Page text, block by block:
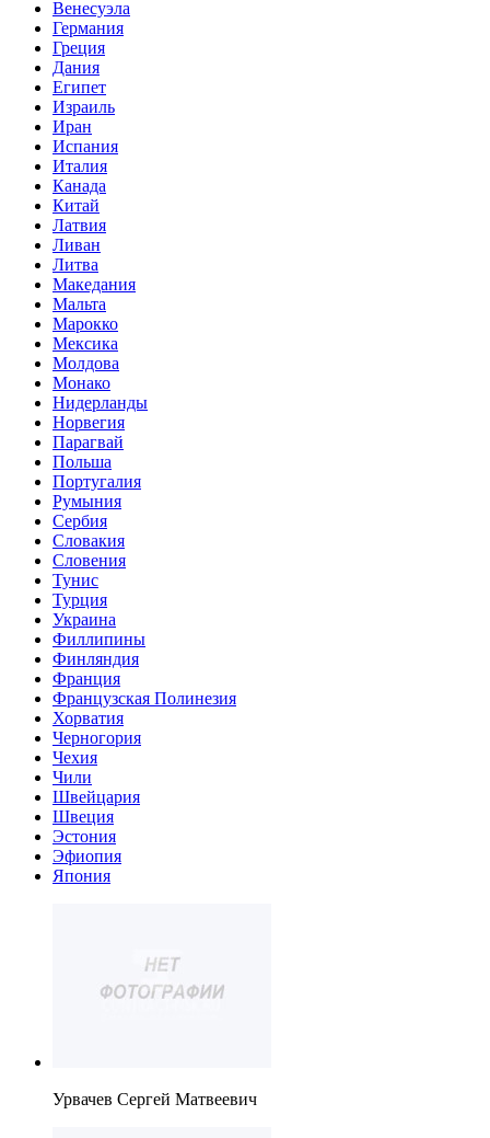
Венесуэла
Германия
Греция
Дания
Египет
Израиль
Иран
Испания
Италия
Канада
Китай
Латвия
Ливан
Литва
Македания
Мальта
Марокко
Мексика
Молдова
Монако
Нидерланды
Норвегия
Парагвай
Польша
Португалия
Румыния
Сербия
Словакия
Словения
Тунис
Турция
Украина
Филлипины
Финляндия
Франция
Французская Полинезия
Хорватия
Черногория
Чехия
Чили
Швейцария
Швеция
Эстония
Эфиопия
Япония
Урвачев Сергей Матвеевич